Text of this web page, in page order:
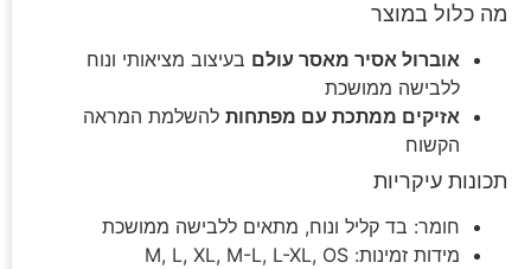
מה כלול במוצר
אוברול אסיר מאסר עולם בעיצוב מציאותי ונוח
ללבישה ממושכת
אזיקים ממתכת עם מפתחות להשלמת המראה
הקשוח
תכונות עיקריות
חומר: בד קליל ונוח, מתאים ללבישה ממושכת
מידות זמינות: M, L, XL, M-L, L-XL, OS